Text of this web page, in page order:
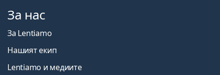
За нас
За Lentiamo
Нашият екип
Lentiamo и медиите